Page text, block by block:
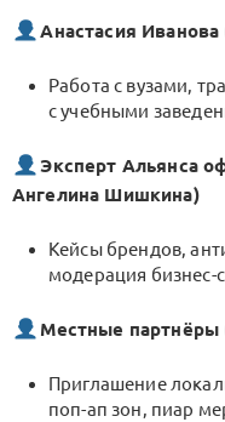
Анастасия Иванова
Работа с вузами,
с учебными
Эксперт Альянса
Ангелина Шишкина)
Кейсы брендов,
модерация бизнес-
Местные партнёры
Приглашение
поп-ап зон, пиар